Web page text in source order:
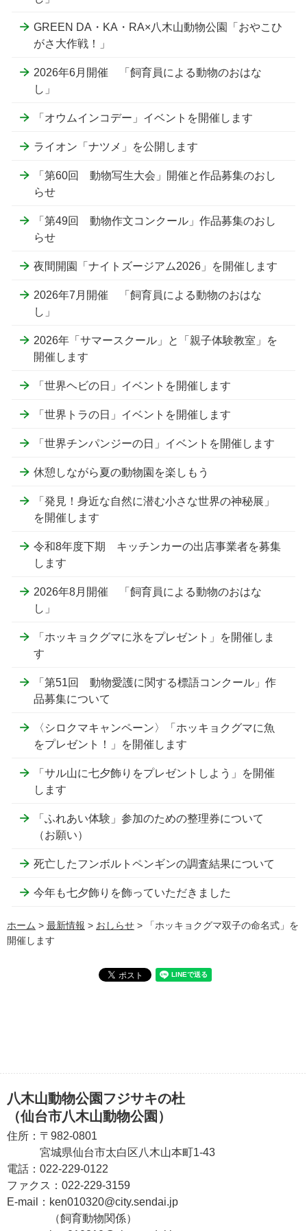
GREEN DA・KA・RA×八木山動物公園「おやこひ
がさ大作戦！」
2026年6月開催 「飼育員による動物のおはな
し」
「オウムインコデー」イベントを開催します
ライオン「ナツメ」を公開します
「第60回 動物写生大会」開催と作品募集のおし
らせ
「第49回 動物作文コンクール」作品募集のおし
らせ
夜間開園「ナイトズージアム2026」を開催します
2026年7月開催 「飼育員による動物のおはな
し」
2026年「サマースクール」と「親子体験教室」を
開催します
「世界ヘビの日」イベントを開催します
「世界トラの日」イベントを開催します
「世界チンパンジーの日」イベントを開催します
休憩しながら夏の動物園を楽しもう
「発見！身近な自然に潜む小さな世界の神秘展」
を開催します
令和8年度下期 キッチンカーの出店事業者を募集
します
2026年8月開催 「飼育員による動物のおはな
し」
「ホッキョクグマに氷をプレゼント」を開催しま
す
「第51回 動物愛護に関する標語コンクール」作
品募集について
〈シロクマキャンペーン〉「ホッキョクグマに魚
をプレゼント！」を開催します
「サル山に七夕飾りをプレゼントしよう」を開催
します
「ふれあい体験」参加のための整理券について
（お願い）
死亡したフンボルトペンギンの調査結果について
今年も七夕飾りを飾っていただきました
ホーム > 最新情報 > おしらせ > 「ホッキョクグマ双子の命名式」を
開催します
八木山動物公園フジサキの杜
（仙台市八木山動物公園）
住所： 〒982-0801
宮城県仙台市太白区八木山本町1-43
電話： 022-229-0122
ファクス： 022-229-3159
E-mail： ken010320@city.sendai.jp
（飼育動物関係）